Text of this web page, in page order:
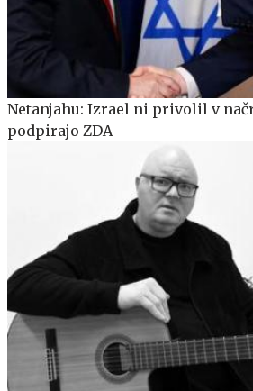
Netanjahu: Izrael ni privolil v
podpirajo ZDA